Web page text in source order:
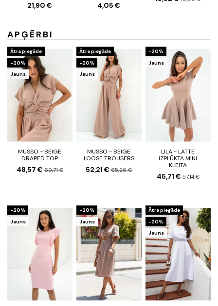
21,90 € 4,05 €
APĢĒRBI
Ātra piegāde
-20%
Jauns
MUSSO - BEIGE
DRAPED TOP
48,57 € 60,71 €
Ātra piegāde
-20%
Jauns
MUSSO - BEIGE
LOOSE TROUSERS
52,21 €65,26 €
-20%
Jauns
LILA - LATTE
IZPLŪKTA MINI
KLEITA
45,71 € 57,14 €
-20%
Jauns
-20%
Jauns
Ātra piegāde
-20%
Jauns